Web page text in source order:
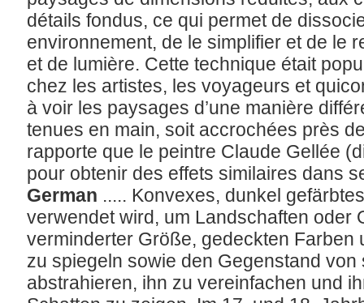
détails fondus, ce qui permet de
environnement, de le simplifier et de le
et de lumière. Cette technique était
chez les artistes, les voyageurs et
à voir les paysages d’une manière
tenues en main, soit accrochées près
rapporte que le peintre Claude Gellée
pour obtenir des effets similaires dans
German ..... Konvexes, dunkel
verwendet wird, um Landschaften oder
verminderter Größe, gedeckten Farben
zu spiegeln sowie den Gegenstand
abstrahieren, ihn zu vereinfachen und